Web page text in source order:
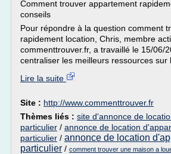
Comment trouver appartement
conseils
Pour répondre à la question comment
rapidement location, Chris, membre
commenttrouver.fr, a travaillé le 15/06/
centraliser les meilleurs ressources sur
Lire la suite
Site : http://www.commenttrouver.fr
Thèmes liés : site d'annonce de
particulier / annonce de location
particulier / annonce de location
particulier / comment trouver une maison a